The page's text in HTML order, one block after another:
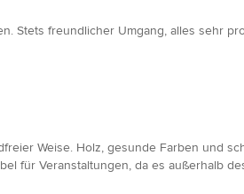
Stets freundlicher Umgang, alles sehr
Weise. Holz, gesunde Farben und
für Veranstaltungen, da es außerhalb